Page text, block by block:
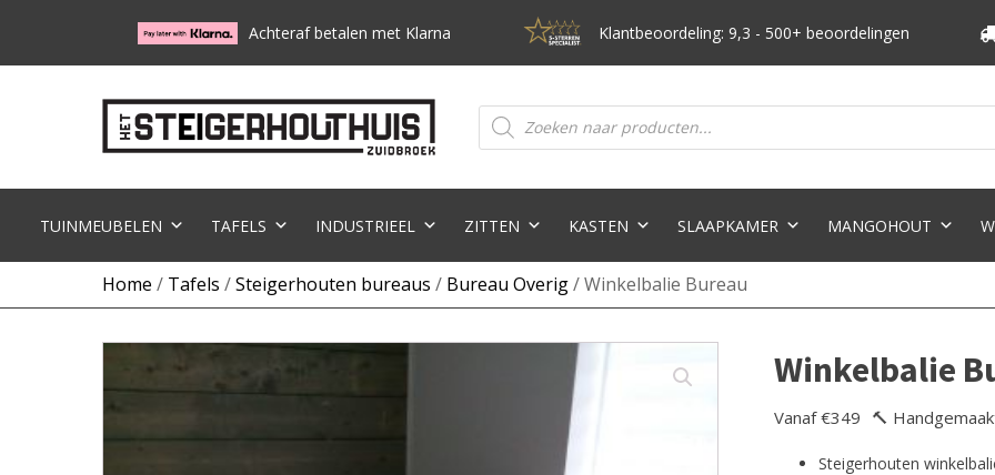
Achteraf betalen met Klarna Klantbeoordeling: 9,3 - 500+ beoordelingen
Producten
zoeken
TUINMEUBELEN TAFELS INDUSTRIEEL ZITTEN KASTEN SLAAPKAMER MANGOHOUT
Home / Tafels /Steigerhouten bureaus / Bureau Overig/ Winkelbalie Bureau
Winkelbalie
Vanaf €349 🔨
Steigerhouten